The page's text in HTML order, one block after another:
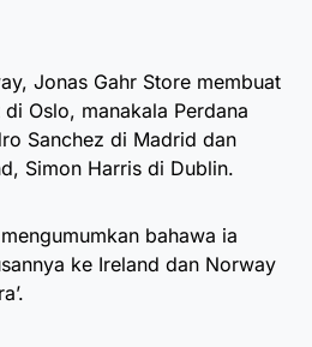
Jonas Gahr Store membuat
Oslo, manakala Perdana
Sanchez di Madrid dan
Simon Harris di Dublin.
bahawa ia
ke Ireland dan Norway